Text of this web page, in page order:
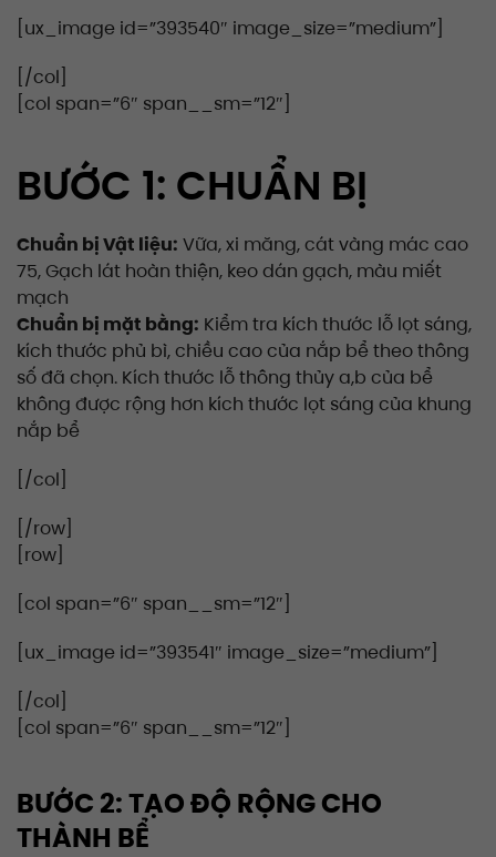
[ux_image id=”393540″ image_size=”medium”]
[/col]
[col span=”6″ span__sm=”12″]
BƯỚC 1: CHUẨN BỊ
Chuẩn bịVật liệu: Vữa, xi măng, cát vàng mác cao
75, Gạch lát hoàn thiện, keo dán gạch, màu miết
mạch
Chuẩn bị mặt bằng: Kiểm tra kích thước lỗ lọt sáng,
kích thước phủ bì, chiều cao của nắp bể theo thông
số đã chọn. Kích thước lỗ thông thủy a,b của bể
không được rộng hơn kích thước lọt sáng của khung
nắp bể
[/col]
[/row]
[row]
[col span=”6″ span__sm=”12″]
[ux_image id=”393541″ image_size=”medium”]
[/col]
[col span=”6″ span__sm=”12″]
BƯỚC 2: TẠO ĐỘ RỘNG CHO
THÀNH BỂ